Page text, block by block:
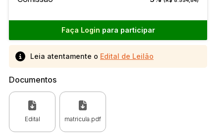
Faça Login para participar
Leia atentamente o Edital de Leilão
Documentos
Edital matricula.pdf